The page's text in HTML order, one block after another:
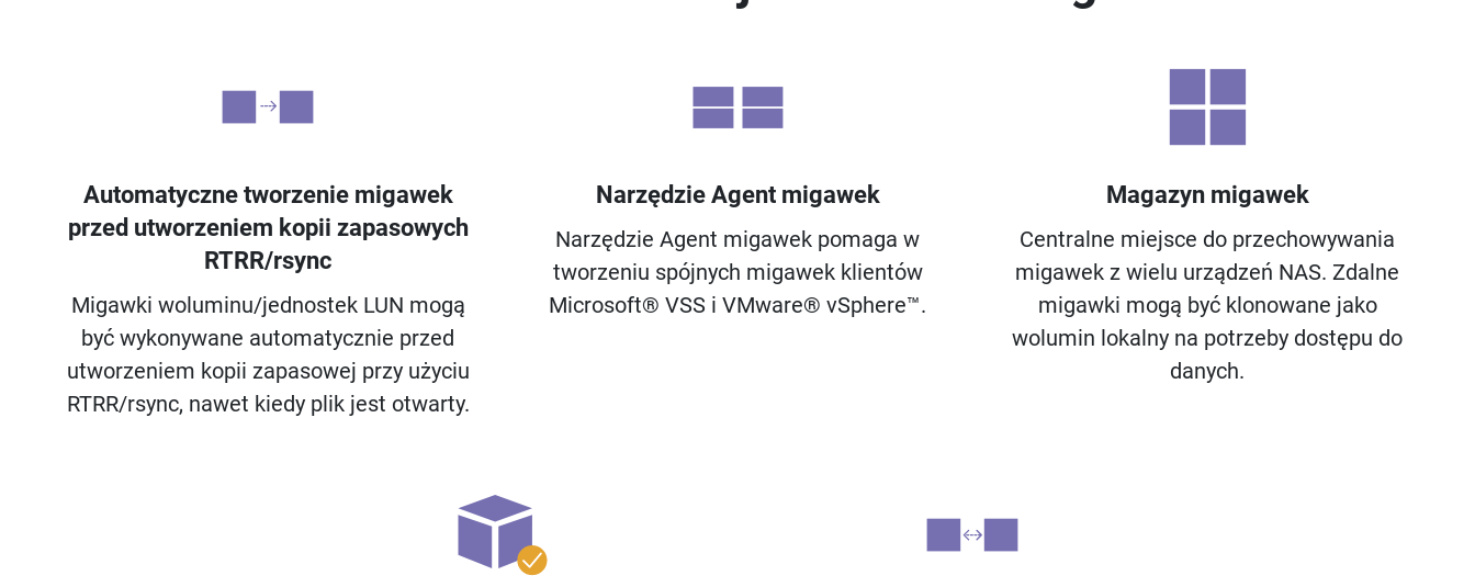
Automatyczne tworzenie migawek
przed utworzeniem kopii zapasowych
RTRR/rsync
Migawki woluminu/jednostek LUN mogą
być wykonywane automatycznie przed
utworzeniem kopii zapasowej przy użyciu
RTRR/rsync, nawet kiedy plik jest otwarty.
Narzędzie Agent migawek
Narzędzie Agent migawek pomaga w
tworzeniu spójnych migawek klientów
Microsoft® VSS i VMware® vSphere™.
Magazyn migawek
Centralne miejsce do przechowywania
migawek z wielu urządzeń NAS. Zdalne
migawki mogą być klonowane jako
wolumin lokalny na potrzeby dostępu do
danych.